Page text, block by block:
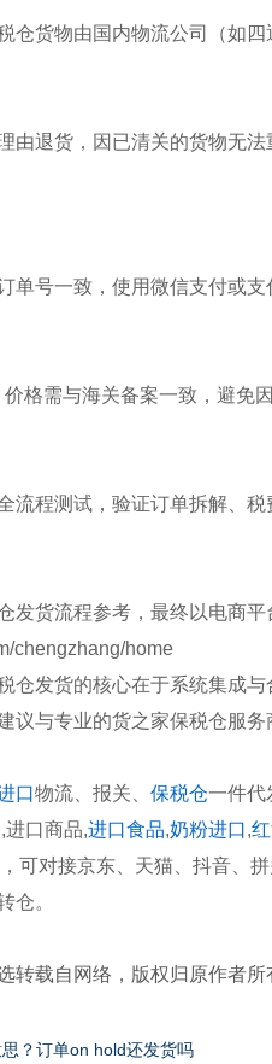
仓货物由国内物流公司（如
由退货，因已清关的货物无
单号一致，使用微信支付或
格需与海关备案一致，避免
流程测试，验证订单拆解、税
发货流程参考，最终以电商
chengzhang/home
仓发货的核心在于系统集成
议与专业的货之家保税仓服
口物流、报关、 保税仓一件代
,进口商品,进口食品,奶粉进口,
可对接京东、天猫、抖音、
仓。
转载自网络，版权归原作者
？订单on hold还发货吗